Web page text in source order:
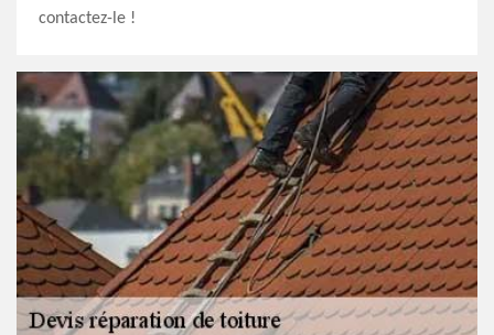
contactez-le !